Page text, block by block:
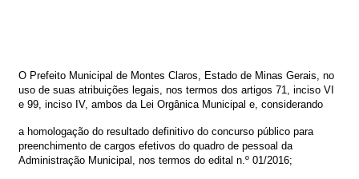
O Prefeito Municipal de Montes Claros, Estado de Minas Gerais, no
uso de suas atribuições legais, nos termos dos artigos 71, inciso VI
e 99, inciso IV, ambos da Lei Orgânica Municipal e, considerando
a homologação do resultado definitivo do concurso público para
preenchimento de cargos efetivos do quadro de pessoal da
Administração Municipal, nos termos do edital n.º 01/2016;